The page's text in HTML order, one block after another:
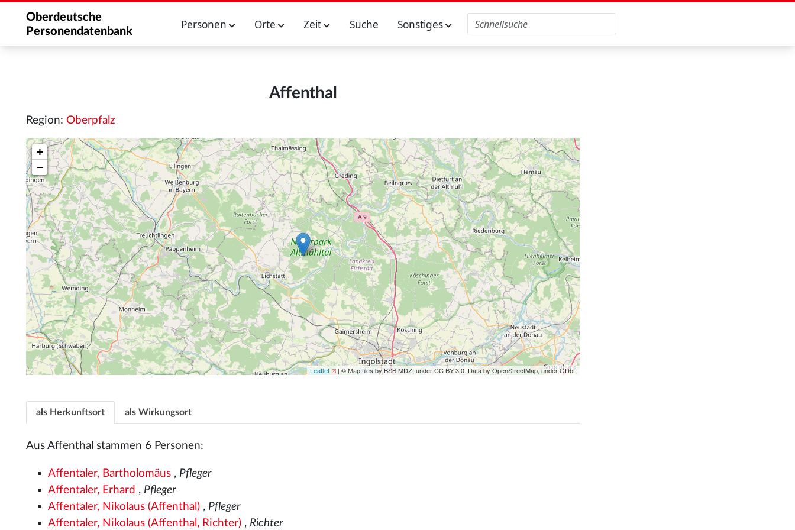
Oberdeutsche
Personendatenbank
Personen Orte Zeit Suche Sonstiges
Affenthal
Region: Oberpfalz
+
−
Leaflet | © Map tiles by BSB MDZ, under CC BY 3.0. Data by OpenStreetMap, under ODbL
als Herkunftsort als Wirkungsort
Aus Affenthal stammen 6 Personen:
Affentaler, Bartholomäus , Pfleger
Affentaler, Erhard , Pfleger
Affentaler, Nikolaus (Affenthal) , Pfleger
Affentaler, Nikolaus (Affenthal, Richter) , Richter